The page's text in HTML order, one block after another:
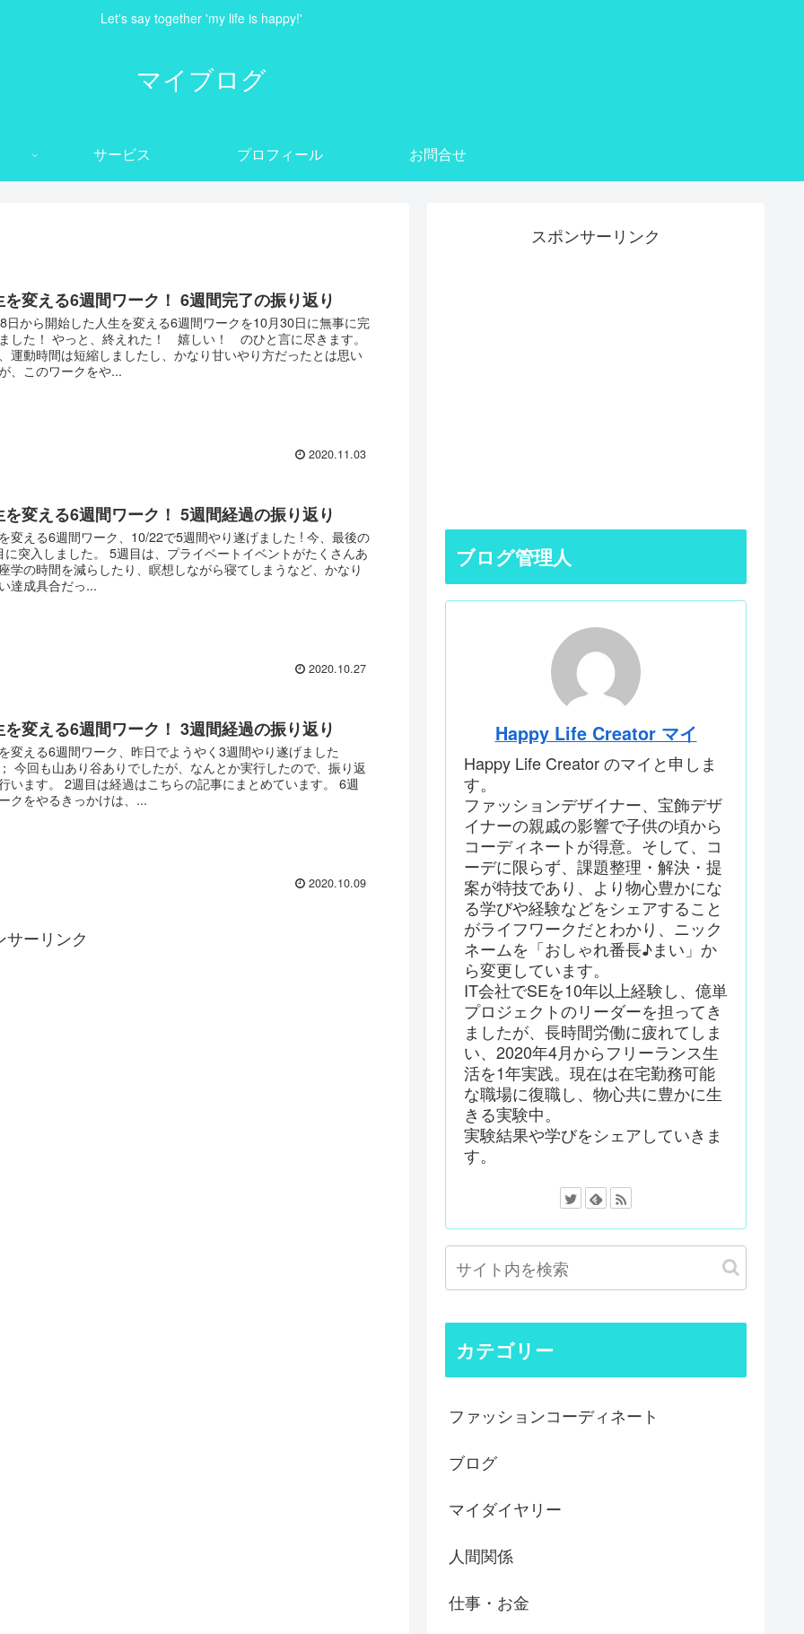
Let's say together 'my life is happy!'
マイブログ
サービス プロフィール お問合せ
を変える6週間ワーク！ 6週間完了の振り返り
日から開始した人生を変える6週間ワークを10月30日に無事に完
した！ やっと、終えれた！ 嬉しい！ のひと言に尽きます。
運動時間は短縮しましたし、かなり甘いやり方だったとは思い
、このワークをや...
2020.11.03
を変える6週間ワーク！ 5週間経過の振り返り
変える6週間ワーク、10/22で5週間やり遂げました ! 今、最後の
に突入しました。 5週目は、プライベートイベントがたくさんあ
学の時間を減らしたり、瞑想しながら寝てしまうなど、かなり
達成具合だっ...
2020.10.27
を変える6週間ワーク！ 3週間経過の振り返り
変える6週間ワーク、昨日でようやく3週間やり遂げました
今回も山あり谷ありでしたが、なんとか実行したので、振り返
います。 2週目は経過はこちらの記事にまとめています。 6週
クをやるきっかけは、...
2020.10.09
サーリンク
スポンサーリンク
ブログ管理人
Happy Life Creator マイ
Happy Life Creator のマイと申しま
す。
ファッションデザイナー、宝飾デザ
イナーの親戚の影響で子供の頃から
コーディネートが得意。そして、コ
ーデに限らず、課題整理・解決・提
案が特技であり、より物心豊かにな
る学びや経験などをシェアすること
がライフワークだとわかり、ニック
ネームを「おしゃれ番長♪まい」か
ら変更しています。
IT会社でSEを10年以上経験し、億単
プロジェクトのリーダーを担ってき
ましたが、長時間労働に疲れてしま
い、2020年4月からフリーランス生
活を1年実践。現在は在宅勤務可能
な職場に復職し、物心共に豊かに生
きる実験中。
実験結果や学びをシェアしていきま
す。
カテゴリー
ファッションコーディネート
ブログ
マイダイヤリー
人間関係
仕事・お金